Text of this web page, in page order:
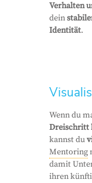
Verhalten
dein
Identität.
Wenn du
Dreischritt
kannst du
Mentoring
damit
ihren